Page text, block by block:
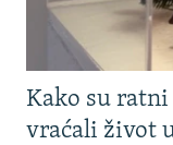
Kako su
vraćali život